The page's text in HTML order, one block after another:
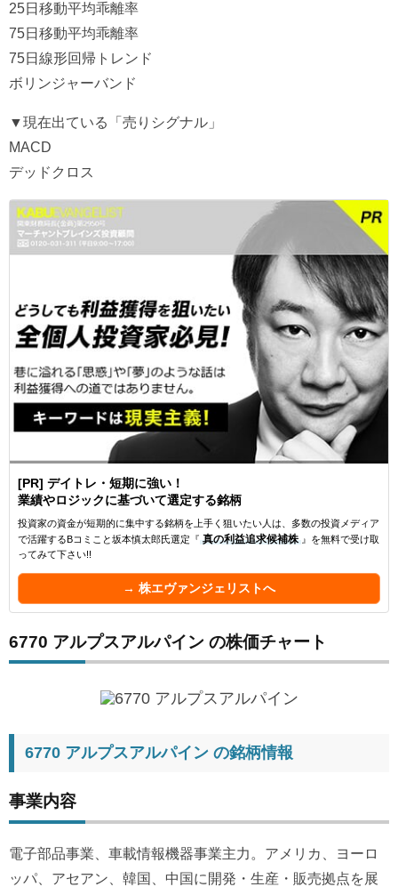
25日移動平均乖離率
75日移動平均乖離率
75日線形回帰トレンド
ボリンジャーバンド
▼現在出ている「売りシグナル」
MACD
デッドクロス
[PR] デイトレ・短期に強い！
業績やロジックに基づいて選定する銘柄
投資家の資金が短期的に集中する銘柄を上手く狙いたい人は、多数の投資メディア
で活躍するBコミこと坂本慎太郎氏選定『 真の利益追求候補株 』を無料で受け取
ってみて下さい!!
→ 株エヴァンジェリストへ
6770 アルプスアルパイン の株価チャート
6770 アルプスアルパイン の銘柄情報
事業内容
電子部品事業、車載情報機器事業主力。アメリカ、ヨーロ
ッパ、アセアン、韓国、中国に開発・生産・販売拠点を展